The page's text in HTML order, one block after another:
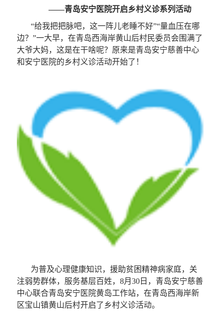
——青岛安宁医院开启乡村义诊系列活动
“给我把把脉吧，这一阵儿老睡不好”“量血压在哪
边？”一大早，在青岛西海岸黄山后村民委员会围满了
大爷大妈，这是在干啥呢？原来是青岛安宁慈善中心
和安宁医院的乡村义诊活动开始了！
为普及心理健康知识，援助贫困精神病家庭，关
注弱势群体，服务基层百姓，8月30 日，青岛安宁慈善
中心联合青岛安宁医院黄岛工作站，在青岛西海岸新
区宝山镇黄山后村开启了乡村义诊活动。